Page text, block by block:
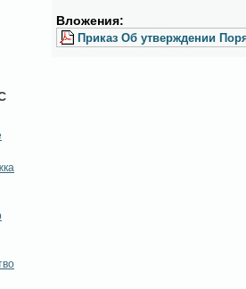
Вло­же­ния:
При­каз Об утвер­жде­нии